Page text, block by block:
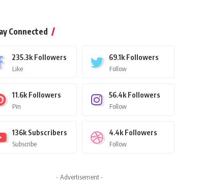
Connected
235.3k Followers
Like
69.1k Followers
Follow
11.6k Followers
Pin
56.4k Followers
Follow
136k Subscribers
Subscribe
4.4k Followers
Follow
- Advertisement -